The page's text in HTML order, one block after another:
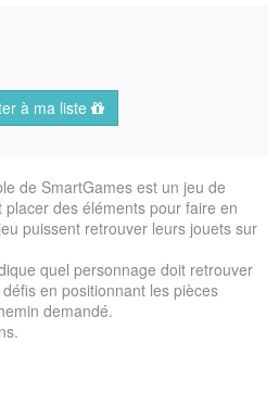
à ma liste
de SmartGames est un jeu de
des éléments pour faire en
puissent retrouver leurs jouets sur
quel personnage doit retrouver
en positionnant les pièces
demandé.